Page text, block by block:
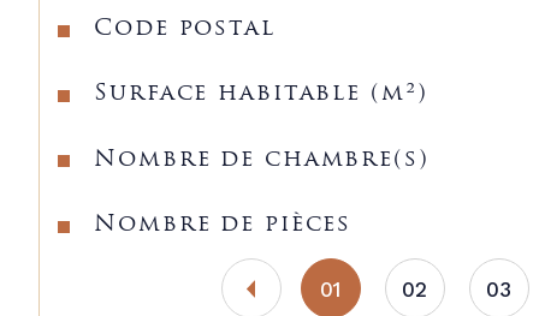
Caractéristiques Valeurs
Code postal
Surface habitable (m²)
Nombre de chambre(s)
Nombre de pièces
01 02 03